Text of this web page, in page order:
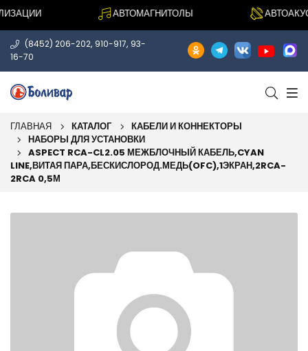
АВТОМАГНИТОЛЫ
(8452) 206-202, 910-917, 93-
16-70
ГЛАВНАЯ КАТАЛОГ
КАБЕЛИ И КОННЕКТОРЫ
НАБОРЫ ДЛЯ УСТАНОВКИ
ASPECT RCA-CL2.05 МЕЖБЛОЧНЫЙ КАБЕЛЬ,CYAN
LINE,ВИТАЯ ПАРА,БЕСКИСЛОРОД.МЕДЬ(OFC),1ЭКРАН,2RCA-
2RCA 0,5М